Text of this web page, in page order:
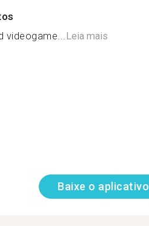
videogame...Leia mais
Baixe o aplicativo